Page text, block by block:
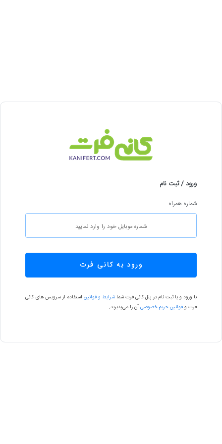
ورود / ثبت نام
شماره همراه
ورود به کانی فرت
با ورود و یا ثبت نام در پنل کانی فرت شما شرایط و قوانین استفاده از سرویس های کانی
فرت وقوانین حریم خصوصیآن را می‌پذیرید.